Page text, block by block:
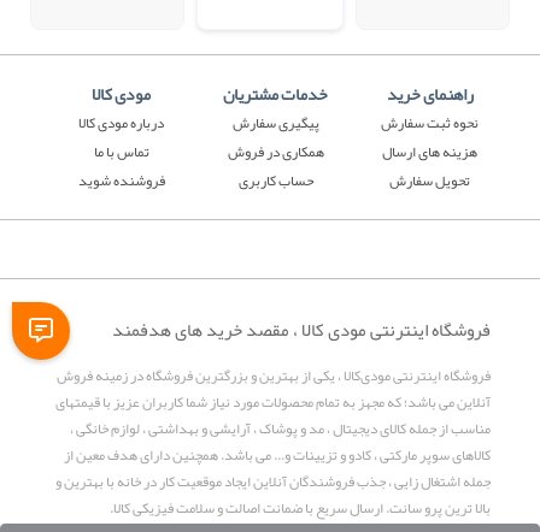
راهنمای خرید
نحوه ثبت سفارش
هزینه های ارسال
تحویل سفارش
خدمات مشتریان
پیگیری سفارش
همکاری در فروش
حساب کاربری
مودی کالا
درباره مودی کالا
تماس با ما
فروشنده شوید
فروشگاه اینترنتی مودی کالا ، مقصد خرید های هدفمند
فروشگاه اینترنتی مودی‌کالا ، یکی از بهترین و بزرگترین فروشگاه در زمینه فروش
آنلاین می باشد؛ که مجهز به تمام محصولات مورد نیاز شما کاربران عزیز با قیمتهای
مناسب از جمله کالای دیجیتال ، مد و پوشاک ، آرایشی و بهداشتی ، لوازم خانگی ،
کالاهای سوپر مارکتی ، کادو و تزیینات و... می باشد. همچنین دارای هدف معین از
جمله اشتغال زایی ، جذب فروشندگان آنلاین ایجاد موقعیت کار در خانه با بهترین و
بالا ترین پرو سانت. ارسال سریع با ضمانت اصالت و سلامت فیزیکی کالا.